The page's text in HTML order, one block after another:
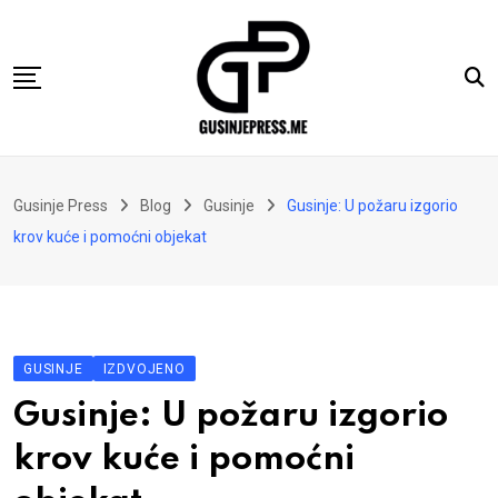
content
Vremeplov
Oglasi
Hajtarhana
Kontakt
Gusinje Press Blog Gusinje
Gusinje: U požaru izgorio
krov kuće i pomoćni objekat
GUSINJE IZDVOJENO
Gusinje: U požaru izgorio
krov kuće i pomoćni